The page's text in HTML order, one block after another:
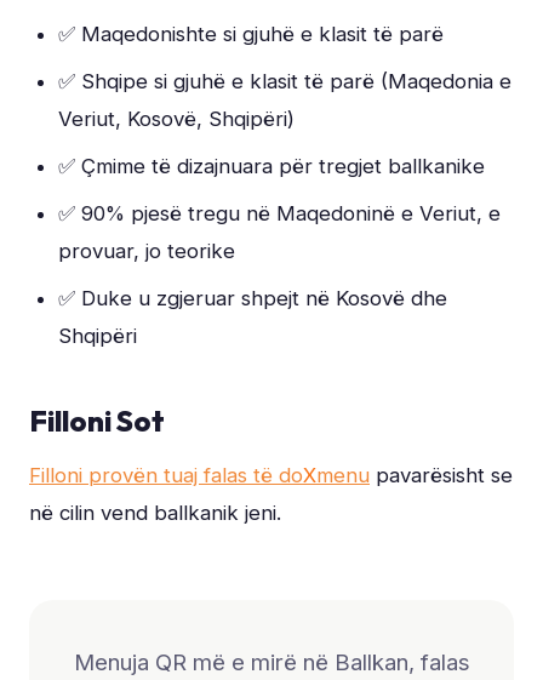
✅ Maqedonishte si gjuhë e klasit të parë
✅ Shqipe si gjuhë e klasit të parë (Maqedonia e
Veriut, Kosovë, Shqipëri)
✅ Çmime të dizajnuara për tregjet ballkanike
✅ 90% pjesë tregu në Maqedoninë e Veriut, e
provuar, jo teorike
✅ Duke u zgjeruar shpejt në Kosovë dhe
Shqipëri
Filloni Sot
Filloni provën tuaj falas të doXmenu pavarësisht se
në cilin vend ballkanik jeni.
Menuja QR më e mirë në Ballkan, falas